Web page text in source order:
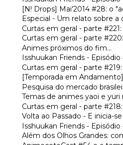
[N! Drops] Mai'2014 #28: o
Especial - Um relato sobre a
Curtas em geral - parte
Curtas em geral - parte
Animes próximos do fim...
Isshuukan Friends -
Curtas em geral - parte
[Temporada em
Pesquisa do mercado
Temas de animes yaoi e yuri
Curtas em geral - parte
Volta ao Passado - E inicia-
Isshuukan Friends -
Além dos Olhos Grandes: